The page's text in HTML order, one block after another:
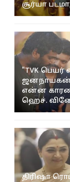
சூர்யா
"TVK பெயர்
ஜனநாயகன்
என்ன
ஹெச்.
திரிஷா